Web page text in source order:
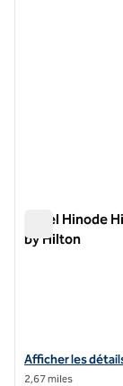
Hôtel Hinode
by Hilton
Afficher les
Afficher les
2,67 miles